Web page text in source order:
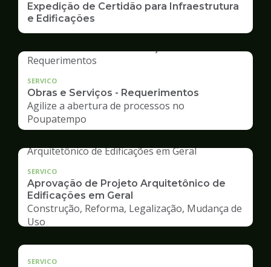
Expedição de Certidão para Infraestrutura
e Edificações
SERVICO
Obras e Serviços - Requerimentos
Agilize a abertura de processos no
Poupatempo
SERVICO
Aprovação de Projeto Arquitetônico de
Edificações em Geral
Construção, Reforma, Legalização, Mudança de
Uso
SERVICO